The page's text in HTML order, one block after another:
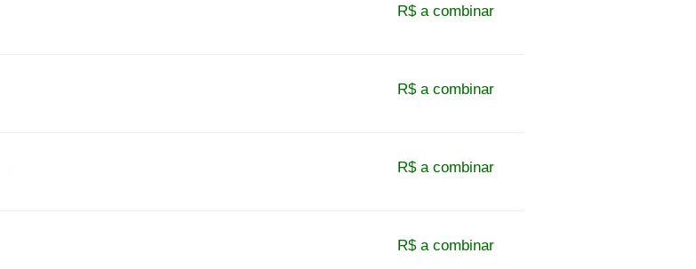
R$ a combinar
R$ a combinar
R$ a combinar
R$ a combinar